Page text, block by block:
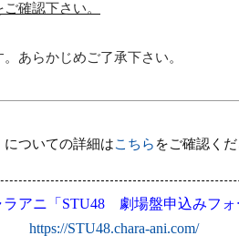
確認下さい。
あらかじめご了承下さい。
についての詳細はこちら をご確認くだ
ラアニ 「 STU48 劇場盤申込みフォ
https://STU48.chara-ani.com/